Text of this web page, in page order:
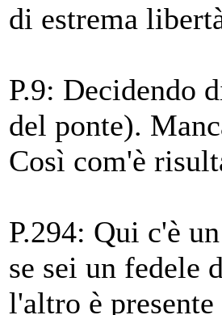
di estrema
P.9: Decidendo
del ponte).
Così com'è
P.294: Qui c'è
se sei un fedele
l'altro è